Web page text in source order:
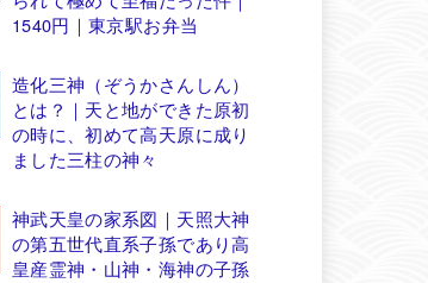
1540円｜東京駅お弁当
造化三神（ぞうかさんしん）
とは？｜天と地ができた原初
の時に、初めて高天原に成り
ました三柱の神々
神武天皇の家系図｜天照大神
の第五世代直系子孫であり高
皇産霊神・山神・海神の子孫